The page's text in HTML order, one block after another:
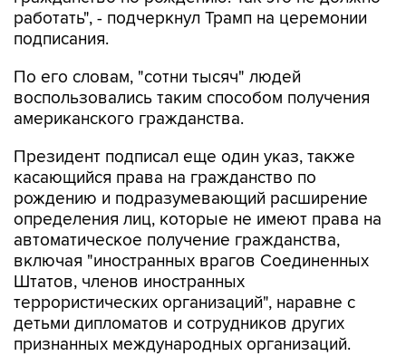
работать", - подчеркнул Трамп на церемонии
подписания.
По его словам, "сотни тысяч" людей
воспользовались таким способом получения
американского гражданства.
Президент подписал еще один указ, также
касающийся права на гражданство по
рождению и подразумевающий расширение
определения лиц, которые не имеют права на
автоматическое получение гражданства,
включая "иностранных врагов Соединенных
Штатов, членов иностранных
террористических организаций", наравне с
детьми дипломатов и сотрудников других
признанных международных организаций.